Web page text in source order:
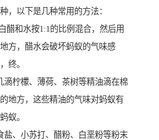
，以下是几种常用的方法：
醋和水按1:1的比例混合，然后用
方，醋水会破坏蚂蚁的气味感
终。
滴柠檬、薄荷、茶树等精油滴在棉
地方，这些精油的气味对蚂蚁有
蚁。
盐、小苏打、醋粉、白垩粉等粉末